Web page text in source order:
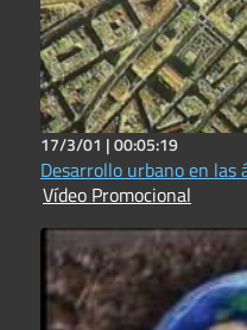
17/3/01 |00:05:19
Desarrollo urbano en
Vídeo Promocional